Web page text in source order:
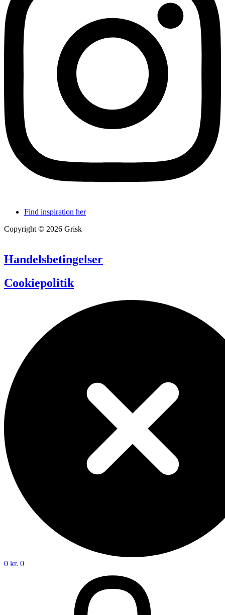
Find inspiration her
Copyright © 2026 Grisk
Handelsbetingelser
Cookiepolitik
0 kr. 0